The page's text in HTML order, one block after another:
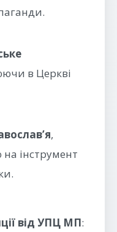
в Церкві
,
інструмент
від УПЦ МП: